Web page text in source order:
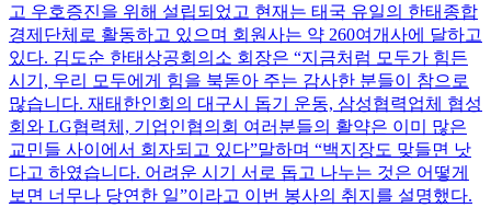
고 우호증진을 위해 설립되었고 현재는 태국 유일의 한태종합
경제단체로 활동하고 있으며 회원사는 약 260여개사에 달하고
있다. 김도순 한태상공회의소 회장은 “지금처럼 모두가 힘든
시기, 우리 모두에게 힘을 북돋아 주는 감사한 분들이 참으로
많습니다. 재태한인회의 대구시 돕기 운동, 삼성협력업체 협성
회와 LG협력체, 기업인협의회 여러분들의 활약은 이미 많은
교민들 사이에서 회자되고 있다”말하며 “백지장도 맞들면 낫
다고 하였습니다. 어려운 시기 서로 돕고 나누는 것은 어떻게
보면 너무나 당연한 일”이라고 이번 봉사의 취지를 설명했다.